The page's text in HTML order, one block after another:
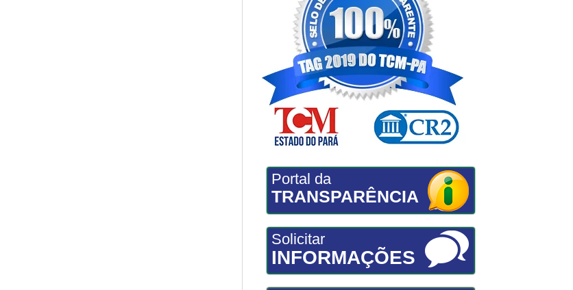
Portal da
TRANSPARÊNCIA
Solicitar
INFORMAÇÕES